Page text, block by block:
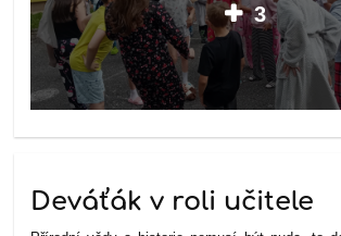
3
Deváťák v roli učitele